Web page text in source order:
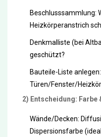
Beschlusssammlung:
Heizkörperanstrich
Denkmalliste (bei
geschützt?
Bauteile-Liste
Türen/Fenster/
2) Entscheidung: Farbe
Wände/Decken:
Dispersionsfarbe